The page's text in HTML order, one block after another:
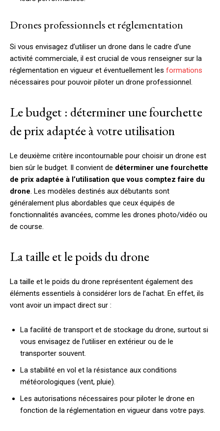
Drones professionnels et réglementation
Si vous envisagez d’utiliser un drone dans le cadre d’une
activité commerciale, il est crucial de vous renseigner sur la
réglementation en vigueur et éventuellement les formations
nécessaires pour pouvoir piloter un drone professionnel.
Le budget : déterminer une fourchette
de prix adaptée à votre utilisation
Le deuxième critère incontournable pour choisir un drone est
bien sûr le budget. Il convient de déterminer une fourchette
de prix adaptée à l’utilisation que vous comptez faire du
drone. Les modèles destinés aux débutants sont
généralement plus abordables que ceux équipés de
fonctionnalités avancées, comme les drones photo/vidéo ou
de course.
La taille et le poids du drone
La taille et le poids du drone représentent également des
éléments essentiels à considérer lors de l’achat. En effet, ils
vont avoir un impact direct sur :
La facilité de transport et de stockage du drone, surtout si
vous envisagez de l’utiliser en extérieur ou de le
transporter souvent.
La stabilité en vol et la résistance aux conditions
météorologiques (vent, pluie).
Les autorisations nécessaires pour piloter le drone en
fonction de la réglementation en vigueur dans votre pays.